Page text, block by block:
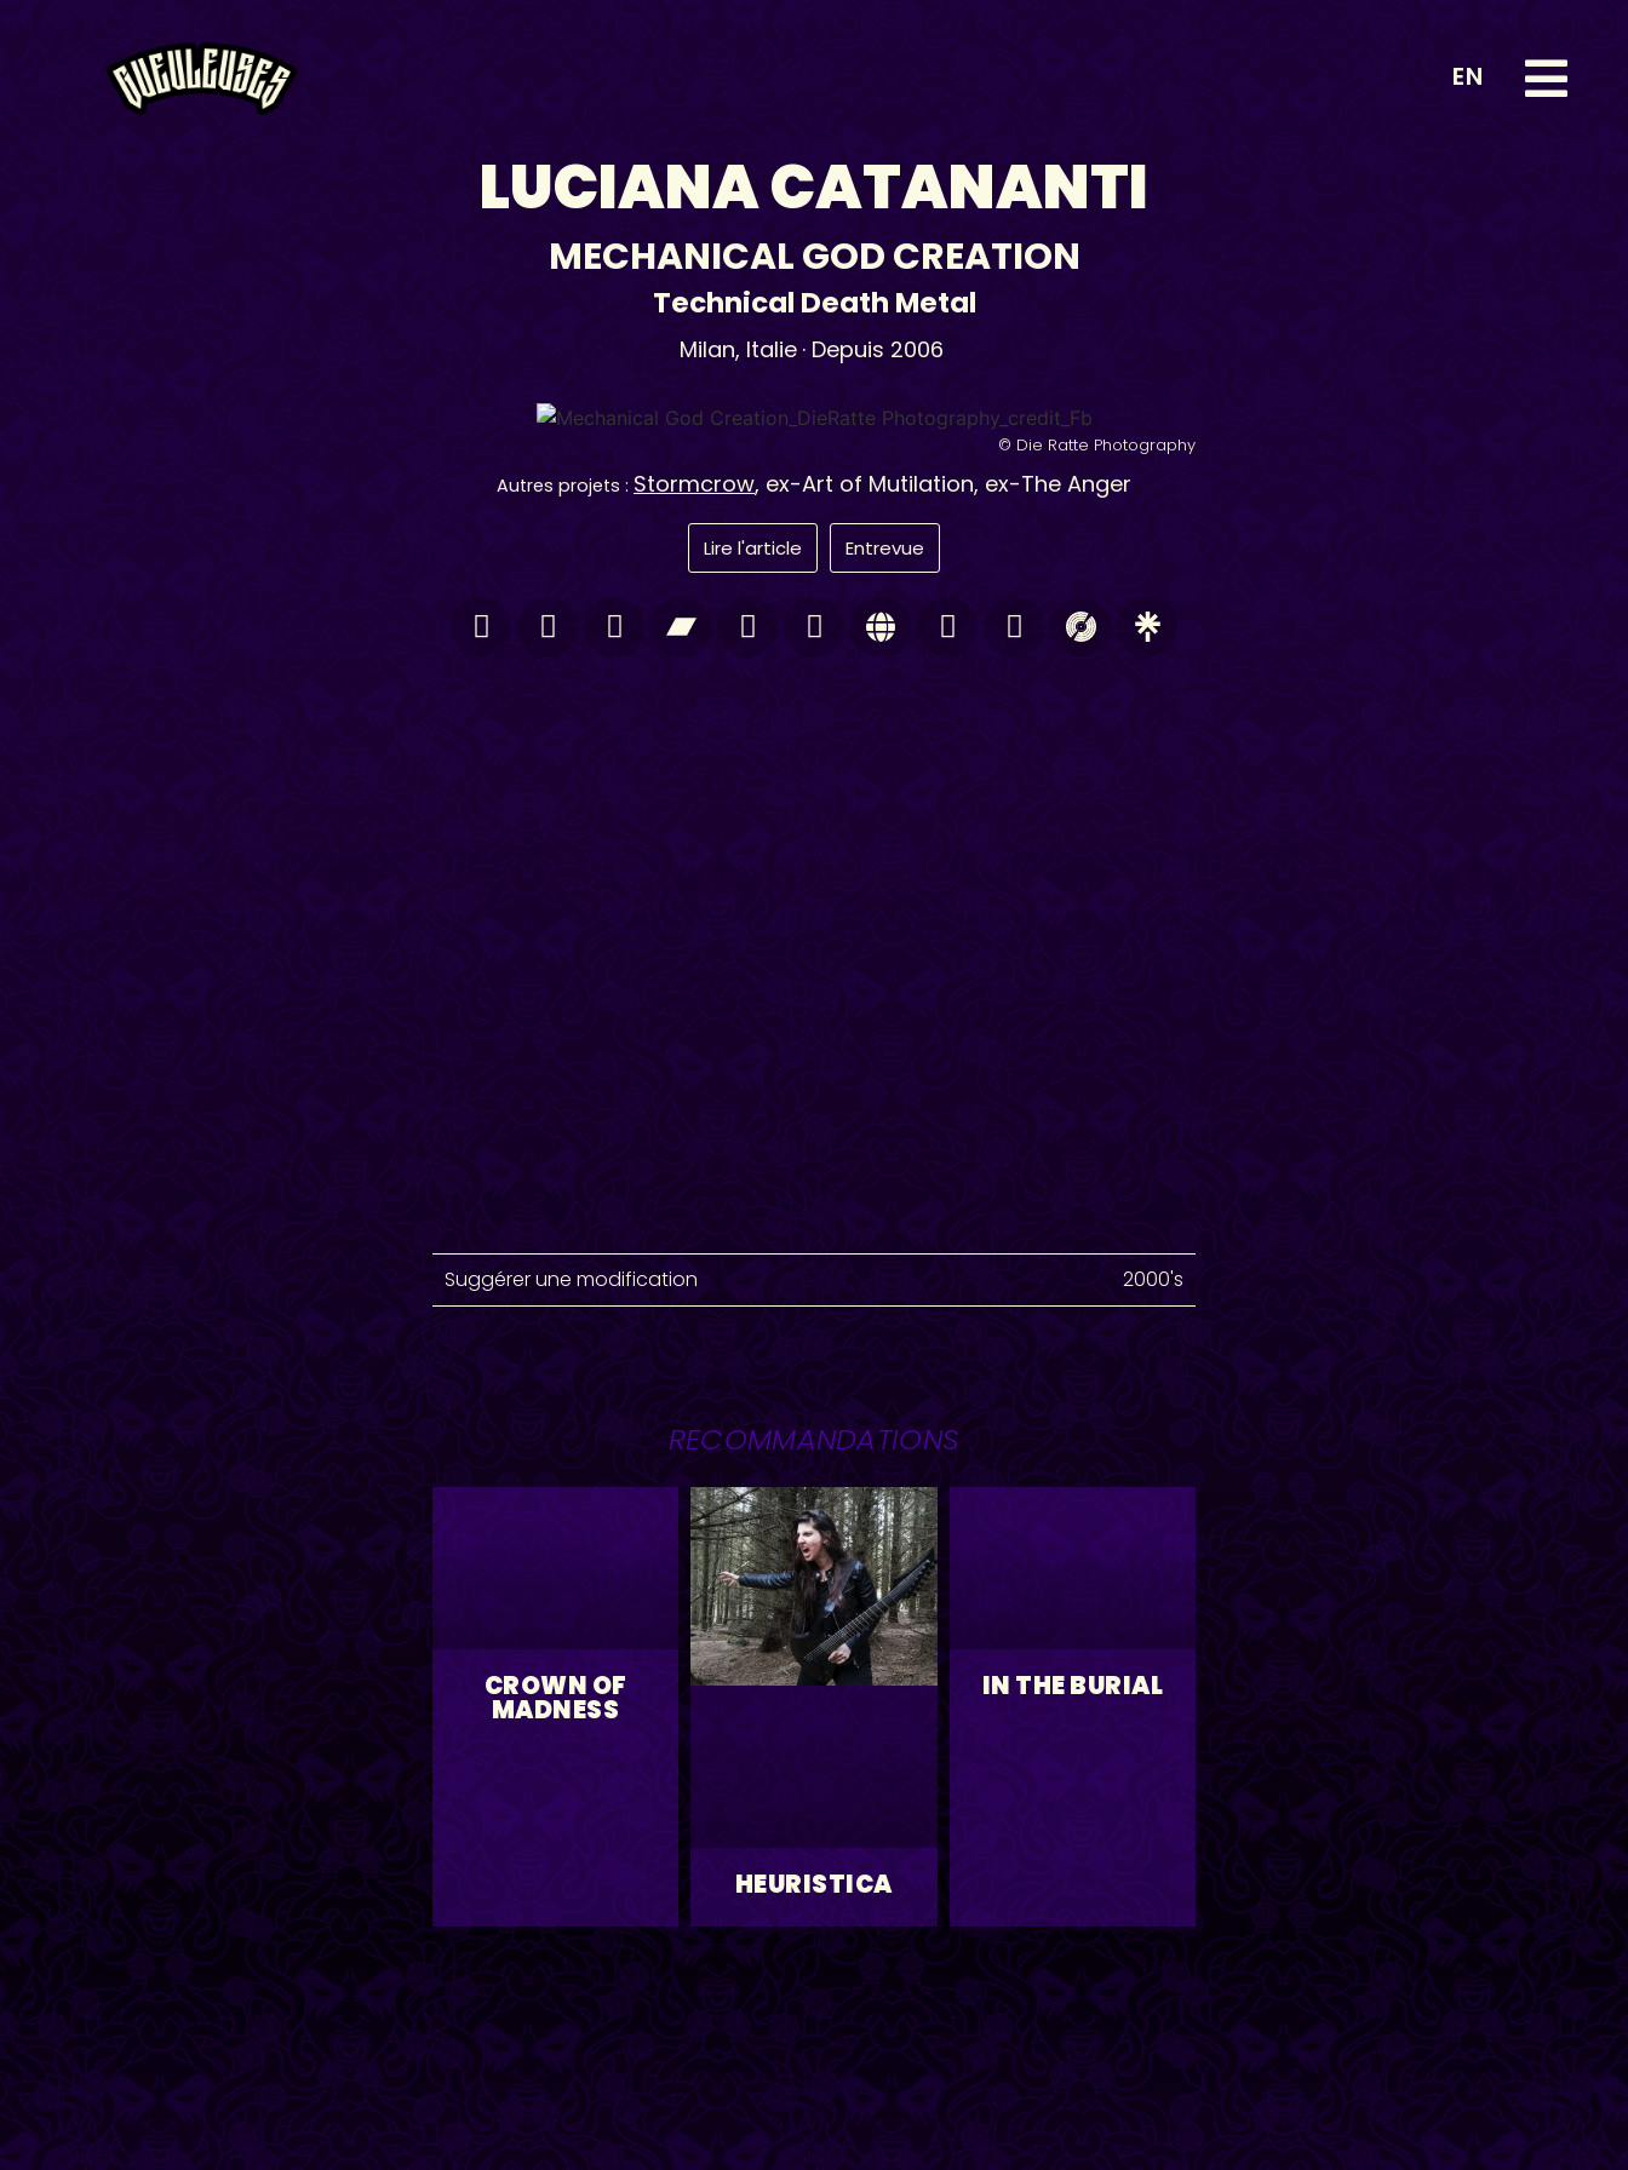
EN
LUCIANA CATANANTI
MECHANICAL GOD CREATION
Technical Death Metal
Milan, Italie · Depuis 2006
© Die Ratte Photography
Autres projets : Stormcrow, ex-Art of Mutilation, ex-The Anger
Lire l'article Entrevue
Suggérer une modification 2000's
RECOMMANDATIONS
CROWN OF
MADNESS
HEURISTICA
IN THE BURIAL